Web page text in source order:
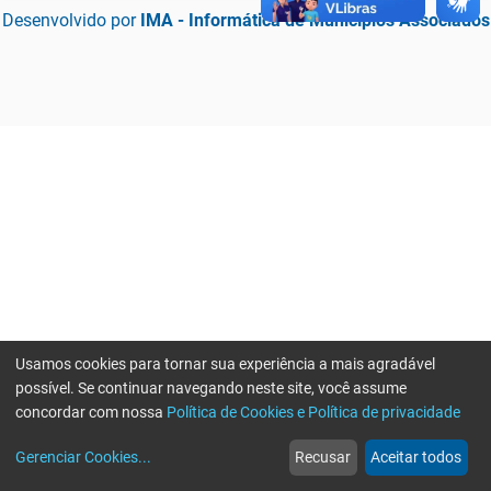
Desenvolvido por IMA - Informática de Municípios Associados
web
Notícias
more_horiz
Mais
Usamos cookies para tornar sua experiência a mais agradável
possível. Se continuar navegando neste site, você assume
concordar com nossa Política de Cookies e Política de privacidade
Gerenciar Cookies... Recusar Aceitar todos
Erro ao enviar informações, por favor tente novamente